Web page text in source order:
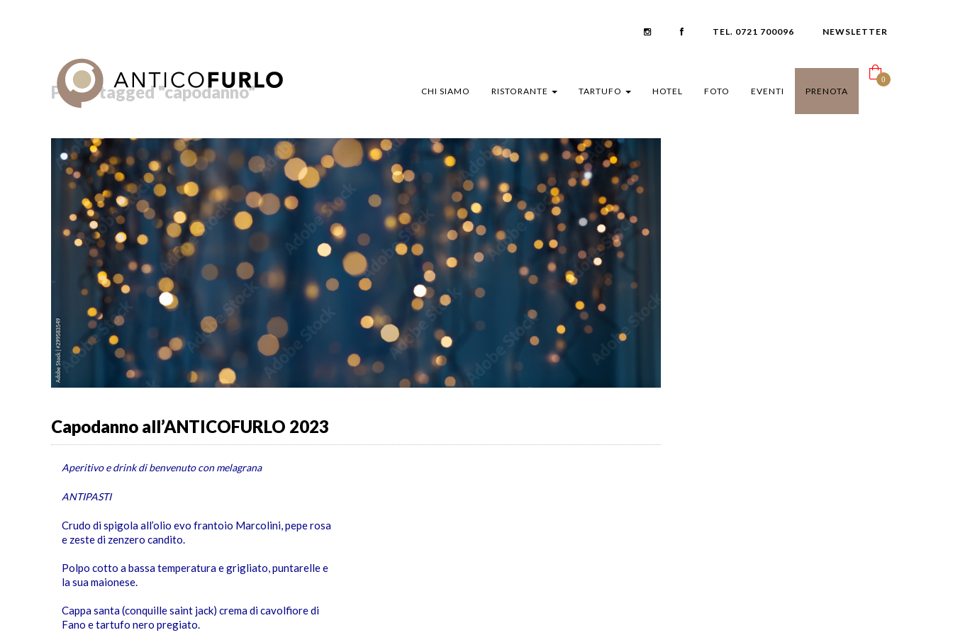
NEWSLETTER
TEL. 0721 700096
0
CHI SIAMO RISTORANTE TARTUFO HOTEL FOTO EVENTI PRENOTA
Posts tagged "capodanno"
Capodanno all’ANTICOFURLO 2023
Aperitivo e drink di benvenuto con melagrana
ANTIPASTI
Crudo di spigola all’olio evo frantoio Marcolini, pepe rosa
e zeste di zenzero candito.
Polpo cotto a bassa temperatura e grigliato, puntarelle e
la sua maionese.
Cappa santa (conquille saint jack) crema di cavolfiore di
Fano e tartufo nero pregiato.